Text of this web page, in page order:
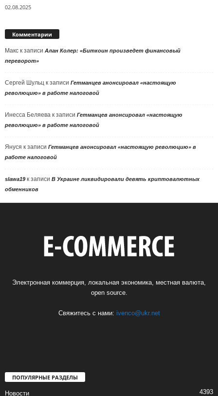
02.08.2025
Комментарии
Макс к записи Алан Колер: «Биткоин произведет финансовый
переворот»
Сергей Шульц к записи Гетманцев анонсировал «настоящую
революцию» в работе налоговой
Инесса Беляева к записи Гетманцев анонсировал «настоящую
революцию» в работе налоговой
Януся к записи Гетманцев анонсировал «настоящую революцию» в
работе налоговой
slawa19 к записи В Украине ликвидировали девять криптовалютных
обменников
Электронная коммерция, локальная экономика, местная валюта,
open source.
Свяжитесь с нами: ivenco@ukr.net
ПОПУЛЯРНЫЕ РАЗДЕЛЫ
Новости 4393